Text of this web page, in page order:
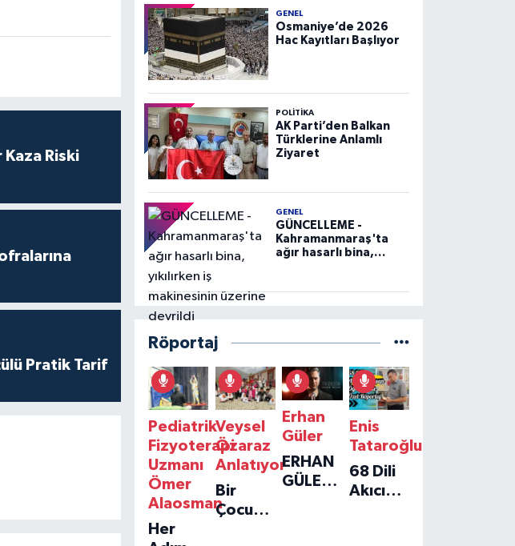
Riski
Pratik Tarif
GENEL
Osmaniye’de 2026
Hac Kayıtları Başlıyor
POLITIKA
AK Parti’den Balkan
Türklerine Anlamlı
Ziyaret
GENEL
GÜNCELLEME -
Kahramanmaraş'ta
ağır hasarlı bina,
devrildi
Röportaj
Pediatrik
Fizyoterapi
Uzmanı
Ömer
Alaosman
Her
Veysel
Özaraz
Anlatıyor
Bir
Çocuğun
Erhan
Güler
ERHAN
GÜLER'IN
Enis
Tataroğlu
68 Dili
Akıcı